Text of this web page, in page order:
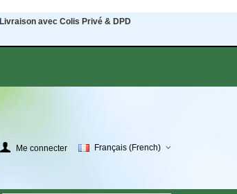
Livraison avec Colis Privé & DPD
Me connecter Français (French)